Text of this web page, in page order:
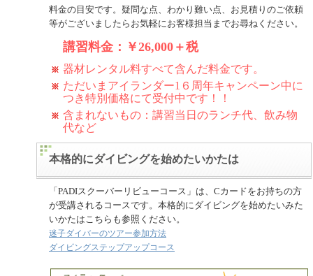
料金の目安です。疑問な点、わかり難い点、お見積りのご依頼
等がございましたらお気軽にお客様担当までお尋ねください。
講習料金：￥26,000＋税
器材レンタル料すべて含んだ料金です。
ただいまアイランダー1６周年キャンペーン中に
つき特別価格にて受付中です！！
含まれないもの：講習当日のランチ代、飲み物
代など
本格的にダイビングを始めたいかたは
「PADIスクーバーリビューコース」は、Cカードをお持ちの方
が受講されるコースです。本格的にダイビングを始めたいみた
いかたはこちらも参照ください。
迷子ダイバーのツアー参加方法
ダイビングステップアップコース